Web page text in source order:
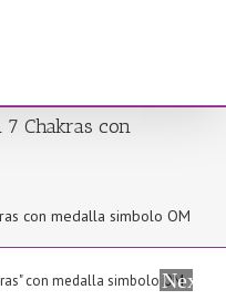
Chakras con
con medalla simbolo OM
Next